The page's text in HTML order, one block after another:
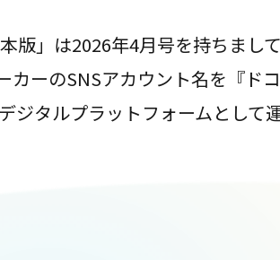
版」は2026年4月号を持ちまし
カーのSNSアカウント名を『ド
ジタルプラットフォームとして